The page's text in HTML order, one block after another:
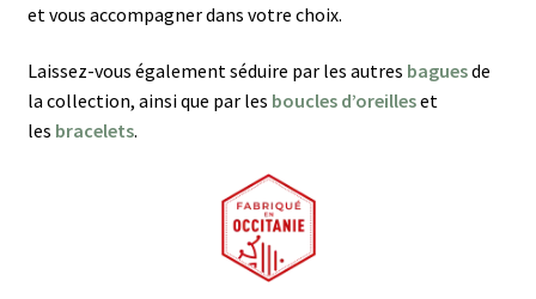
et vous accompagner dans votre choix.
Laissez-vous également séduire par les autres baguesde
la collection, ainsi que par les boucles d’oreilleset
les bracelets.